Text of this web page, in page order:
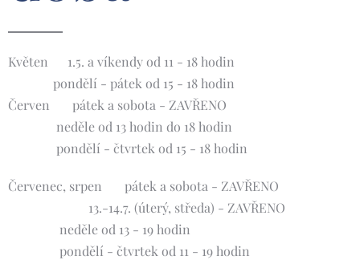
Květen 🌸1.5. a víkendy od 11 - 18 hodin
pondělí - pátek od 15 - 18 hodin
Červen 🌺 pátek a sobota - ZAVŘENO
neděle od 13 hodin do 18 hodin
pondělí - čtvrtek od 15 - 18 hodin
Červenec, srpen 🌞 pátek a sobota - ZAVŘENO
13.-14.7. (úterý, středa) - ZAVŘENO
neděle od 13 - 19 hodin
pondělí - čtvrtek od 11 - 19 hodin